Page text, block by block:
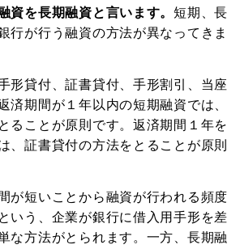
資を長期融資と言います。短期、長
行が行う融資の方法が異なってきま
形貸付、証書貸付、手形割引、当座
済期間が１年以内の短期融資では、
ることが原則です。返済期間１年を
、証書貸付の方法をとることが原則
が短いことから融資が行われる頻度
いう、企業が銀行に借入用手形を差
な方法がとられます。一方、長期融